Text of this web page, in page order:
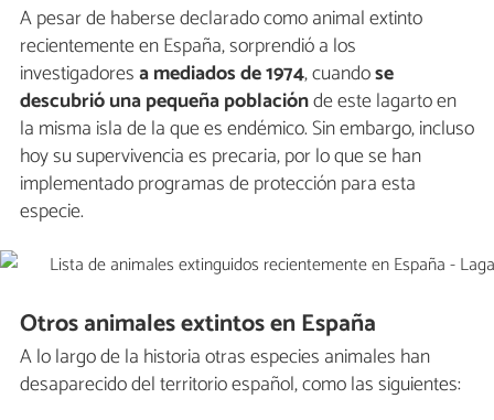
A pesar de haberse declarado como animal extinto
recientemente en España, sorprendió a los
investigadoresa mediados de 1974, cuandose
descubrió una pequeña poblaciónde este lagarto en
la misma isla de la que es endémico. Sin embargo, incluso
hoy su supervivencia es precaria, por lo que se han
implementado programas de protección para esta
especie.
Otros animales extintos en España
A lo largo de la historia otras especies animales han
desaparecido del territorio español, como las siguientes: